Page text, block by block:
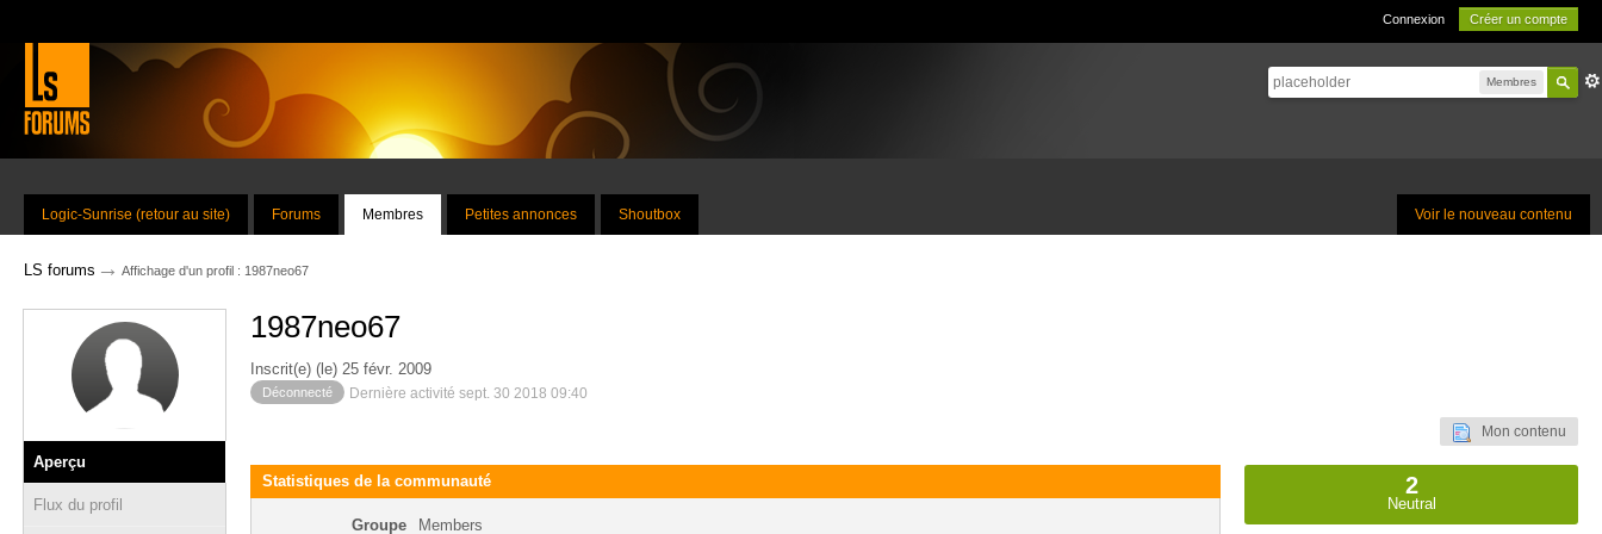
Connexion Créer un compte
Membres
Voir le nouveau contenu
Logic-Sunrise (retour au site) Forums Membres Petites annonces Shoutbox
LS forums → Affichage d'un profil : 1987neo67
Aperçu
Flux du profil
1987neo67
Inscrit(e) (le) 25 févr. 2009
Déconnecté Dernière activité sept. 30 2018 09:40
Mon contenu
Statistiques de la communauté
Groupe Members
2
Neutral